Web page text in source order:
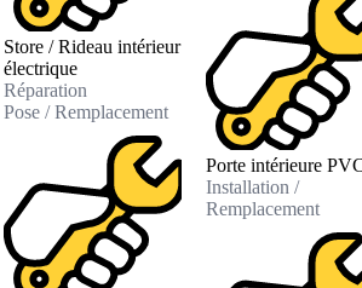
Store / Rideau intérieur
électrique
Réparation
Pose / Remplacement
Porte intérieure
Installation /
Remplacement